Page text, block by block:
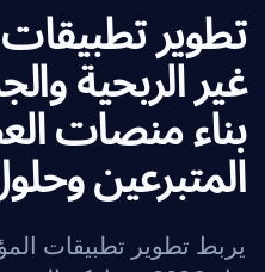
تطوير
بناء منصات
المتبرعين
يربط تطوير تطبيقات